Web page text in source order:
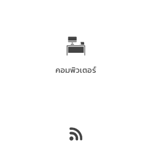
คอมพิวเตอร์